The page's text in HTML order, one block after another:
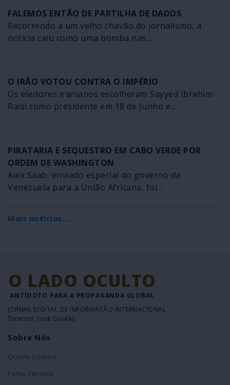
FALEMOS ENTÃO DE PARTILHA DE DADOS
Recorrendo a um velho chavão do jornalismo, a
notícia caiu como uma bomba nas...
O IRÃO VOTOU CONTRA O IMPÉRIO
Os eleitores iranianos escolheram Sayyed Ibrahim
Raisi como presidente em 18 de Junho e...
PIRATARIA E SEQUESTRO EM CABO VERDE POR
ORDEM DE WASHINGTON
Alex Saab, enviado especial do governo da
Venezuela para a União Africana, foi...
Mais notícias...
O LADO OCULTO
ANTÍDOTO PARA A PROPAGANDA GLOBAL
JORNAL DIGITAL DE INFORMAÇÃO INTERNACIONAL
Director: José Goulão
Sobre Nós
Quem Somos
Ficha Técnica